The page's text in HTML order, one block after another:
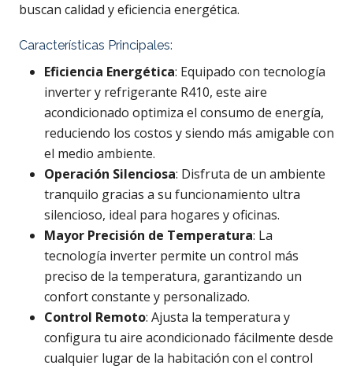
buscan calidad y eficiencia energética.
Características Principales:
Eficiencia Energética: Equipado con tecnología
inverter y refrigerante R410, este aire
acondicionado optimiza el consumo de energía,
reduciendo los costos y siendo más amigable con
el medio ambiente.
Operación Silenciosa: Disfruta de un ambiente
tranquilo gracias a su funcionamiento ultra
silencioso, ideal para hogares y oficinas.
Mayor Precisión de Temperatura: La
tecnología inverter permite un control más
preciso de la temperatura, garantizando un
confort constante y personalizado.
Control Remoto: Ajusta la temperatura y
configura tu aire acondicionado fácilmente desde
cualquier lugar de la habitación con el control